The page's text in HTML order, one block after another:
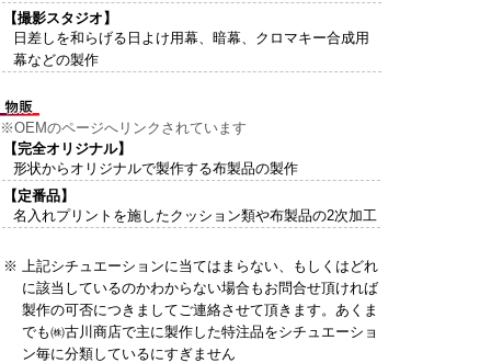
【撮影スタジオ】
日差しを和らげる日よけ用幕、暗幕、クロマキー合成用
幕などの製作
※OEMのページへリンクされています
【完全オリジナル】
形状からオリジナルで製作する布製品の製作
【定番品】
名入れプリントを施したクッション類や布製品の2次加工
※ 上記シチュエーションに当てはまらない、もしくはどれ
に該当しているのかわからない場合もお問合せ頂ければ
製作の可否につきましてご連絡させて頂きます。あくま
でも㈱古川商店で主に製作した特注品をシチュエーショ
ン毎に分類しているにすぎません